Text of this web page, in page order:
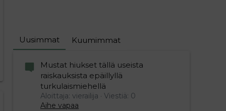
Uusimmat Kuumimmat
Mustat hiukset tällä useista
raiskauksista epäillyllä
turkulaismiehellä
Aloittaja: vierailija
Viestiä: 0
Aihe vapaa